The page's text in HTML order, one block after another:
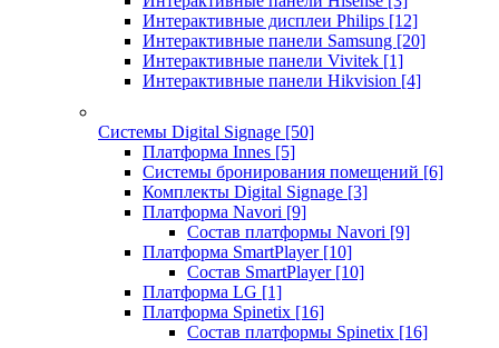
Интерактивные дисплеи Philips [12]
Интерактивные панели Samsung [20]
Интерактивные панели Vivitek [1]
Интерактивные панели Hikvision [4]
Системы Digital Signage [50]
Платформа Innes [5]
Системы бронирования помещений [6]
Комплекты Digital Signage [3]
Платформа Navori [9]
Состав платформы Navori [9]
Платформа SmartPlayer [10]
Состав SmartPlayer [10]
Платформа LG [1]
Платформа Spinetix [16]
Состав платформы Spinetix [16]